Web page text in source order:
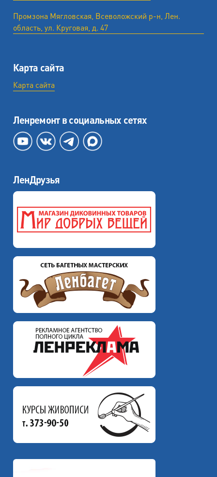
Промзона Мягловская, Всеволожский р-н, Лен.
область, ул. ​Круговая, д. 47
Карта сайта
Карта сайта
Ленремонт в социальных сетях
ЛенДрузья